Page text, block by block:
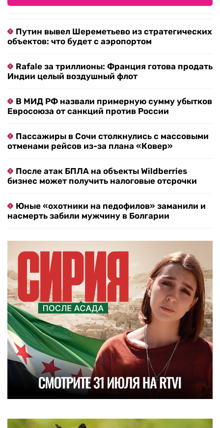
Путин вывел Шереметьево из стратегических
объектов: что будет с аэропортом
Rafale за триллионы: Франция готова продать
Индии целый воздушный флот
В МИД РФ назвали примерную сумму убытков
Евросоюза от санкций против России
Пассажиры в Сочи столкнулись с массовыми
отменами рейсов из-за плана «Ковер»
После атак БПЛА на объекты Wildberries
бизнес может получить налоговые отсрочки
Юные «охотники на педофилов» заманили и
насмерть забили мужчину в Болгарии